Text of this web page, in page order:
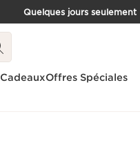
Quelques jours
CadeauxOffres Spéciales